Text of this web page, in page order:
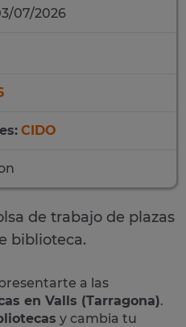
07/2026
CIDO
de trabajo de plazas
biblioteca.
a las
en Valls (Tarragona).
y cambia tu